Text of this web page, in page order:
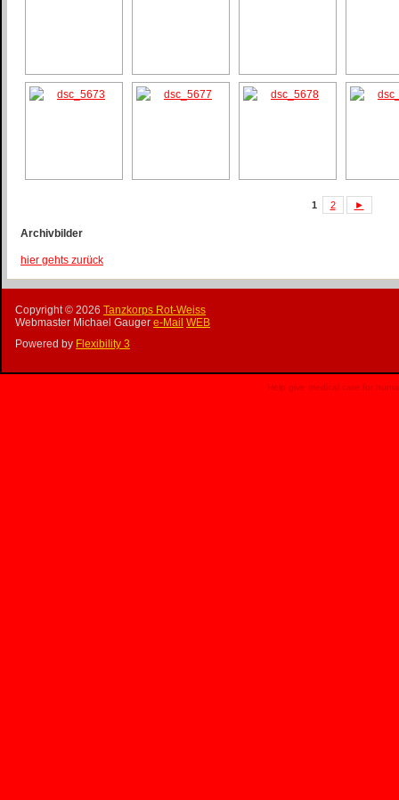
1 2 ►
Archivbilder
hier gehts zurück
Copyright © 2026 Tanzkorps Rot-Weiss
Webmaster Michael Gauger e-Mail WEB
Powered by Flexibility 3
Help give medical care for